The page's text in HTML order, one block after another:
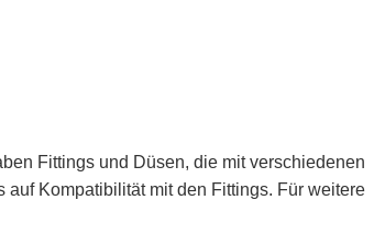
Fittings und Düsen, die mit verschiedenen
Kompatibilität mit den Fittings. Für weitere